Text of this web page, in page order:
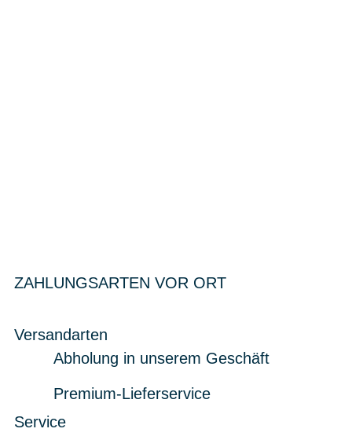
ZAHLUNGSARTEN VOR ORT
Versandarten
Abholung in unserem Geschäft
Premium-Lieferservice
Service